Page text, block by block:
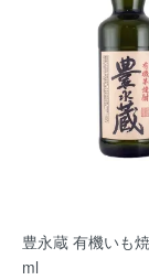
豊永蔵 有機いも
ml